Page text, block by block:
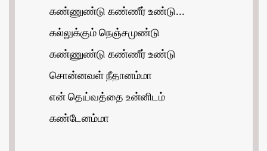
கண்ணுண்டு கண்ணீர் உண்டு...
கல்லுக்கும் நெஞ்சமுண்டு
கண்ணுண்டு கண்ணீர் உண்டு
சொன்னவள் நீதானம்மா
என் தெய்வத்தை உன்னிடம்
கண்டேனம்மா